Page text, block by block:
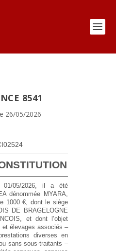
8541
26/05/2026
01/05/2026, il a été
dénommée MYARA,
1000 €, dont le siège
DE BRAGELOGNE
et dont l’objet
élevages associés –
diverses en
sans sous-traitants –